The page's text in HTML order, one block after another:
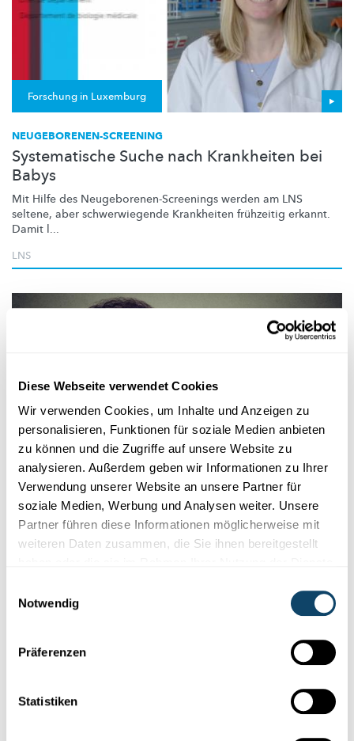
Diese Webseite verwendet Cookies
Wir verwenden Cookies, um Inhalte und Anzeigen zu
personalisieren, Funktionen für soziale Medien anbieten
zu können und die Zugriffe auf unsere Website zu
analysieren. Außerdem geben wir Informationen zu Ihrer
Verwendung unserer Website an unsere Partner für
soziale Medien, Werbung und Analysen weiter. Unsere
Partner führen diese Informationen möglicherweise mit
weiteren Daten zusammen, die Sie ihnen bereitgestellt
Notwendig
Präferenzen
Statistiken
Forschung in Luxemburg
NEUGEBORENEN-SCREENING
Systematische Suche nach Krankheiten bei
Babys
Mit Hilfe des Neugeborenen-Screenings werden am LNS
seltene, aber schwerwiegende Krankheiten frühzeitig erkannt.
Damit l...
LNS
Forschung in Luxemburg
KÜNSTLICHE INTELLIGENZ
CoLive Voice: Schwere Krankheiten an der
Stimme erkennen
LIH